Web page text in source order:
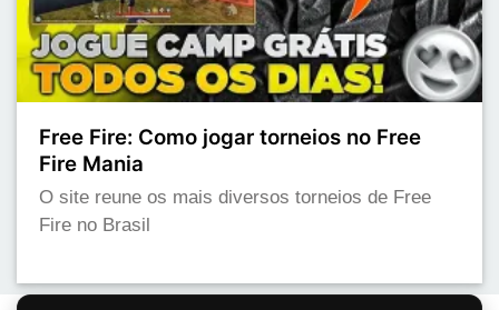
Free Fire: Como jogar torneios no Free
Fire Mania
O site reune os mais diversos torneios de Free
Fire no Brasil